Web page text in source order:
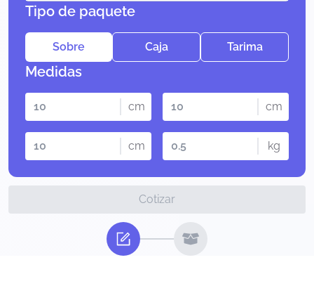
Tipo de paquete
Sobre Caja Tarima
Medidas
cm cm
cm kg
Cotizar